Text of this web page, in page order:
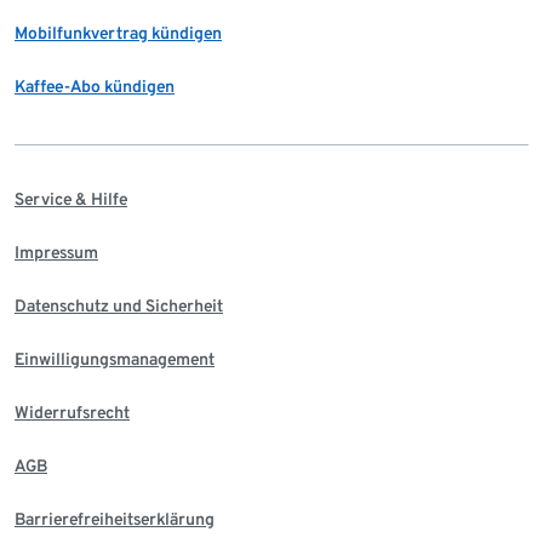
Mobilfunkvertrag kündigen
Kaffee-Abo kündigen
Service & Hilfe
Impressum
Datenschutz und Sicherheit
Einwilligungsmanagement
Widerrufsrecht
AGB
Barrierefreiheitserklärung